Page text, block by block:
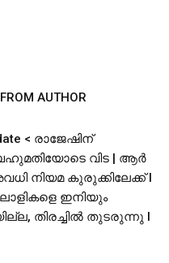
AUTHOR
< രാജേഷിന്
വിട | ആർ
നിയമ കുരുക്കിലേക്ക് l
ഇനിയും
തിരച്ചിൽ തുടരുന്നു l